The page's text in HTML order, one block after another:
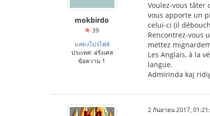
mokbirdo
39
แสดงโปรไฟล์
ประเทศ: ฝรั่งเศส
ข้อความ 1
Voulez-vous tâter
vous apporte un
celui-ci (il
Rencontrez-vous
mettez
Les Anglais, à la
langue.
Admirinda kaj
2 กันยายน 2017,